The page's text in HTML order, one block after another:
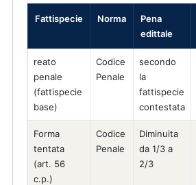
Fattispecie Norma
Pena
edittale
reato
penale
(fattispecie
base)
Codice
Penale
secondo
la
fattispecie
contestata
Forma
tentata
(art. 56
c.p.)
Codice
Penale
Diminuita
da 1/3 a
2/3